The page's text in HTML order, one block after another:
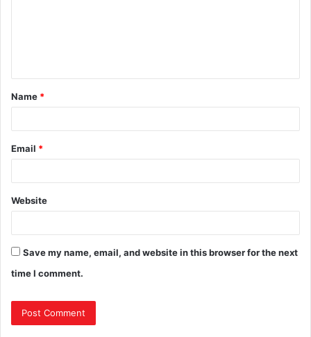
Name *
Email *
Website
Save my name, email, and website in this browser for the next
time I comment.